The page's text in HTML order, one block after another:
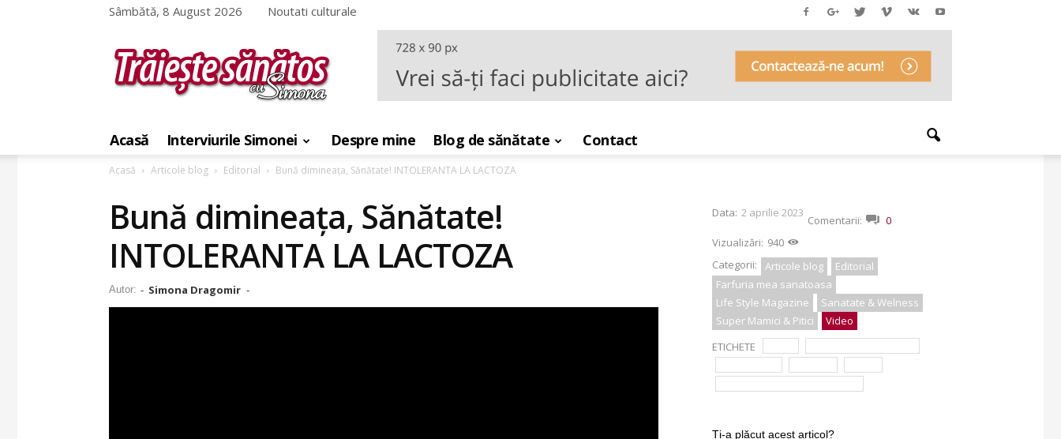
Sâmbătă, 8 August 2026 Noutati culturale
sanatos
Simona
Acasă Interviurile Simonei Despre mine Blog de sănătate Contact
Acasă Articole blog Editorial Bună dimineața, Sănătate! INTOLERANTA LA LACTOZA
Bună dimineața, Sănătate!
INTOLERANTA LA LACTOZA
Autor: - Simona Dragomir -
Data: 2 aprilie 2023
Comentarii:
0
Vizualizări: 940
Categorii:
Articole blog
Editorial
Farfuria mea sanatoasa
Life Style Magazine
Sanatate & Welness
Super Mamici & Pitici
Video
ETICHETE
Ți-a plăcut acest articol?